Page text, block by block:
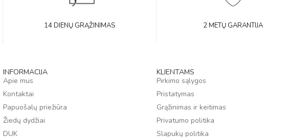
14 DIENŲ GRĄŽINIMAS 2 METŲ GARANTIJA
INFORMACIJA
Apie mus
Kontaktai
Papuošalų priežiūra
Žiedų dydžiai
DUK
KLIENTAMS
Pirkimo sąlygos
Pristatymas
Grąžinimas ir keitimas
Privatumo politika
Slapukų politika